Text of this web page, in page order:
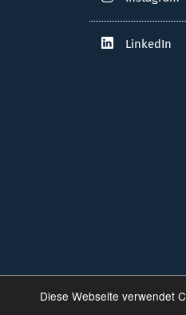
Diese Webseite verwendet
LinkedIn